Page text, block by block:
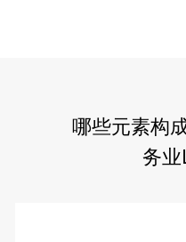
哪些元素构
务业